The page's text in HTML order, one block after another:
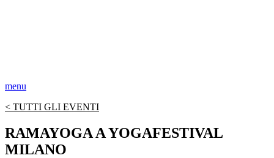
menu
< TUTTI GLI EVENTI
RAMAYOGA A YOGAFESTIVAL
MILANO